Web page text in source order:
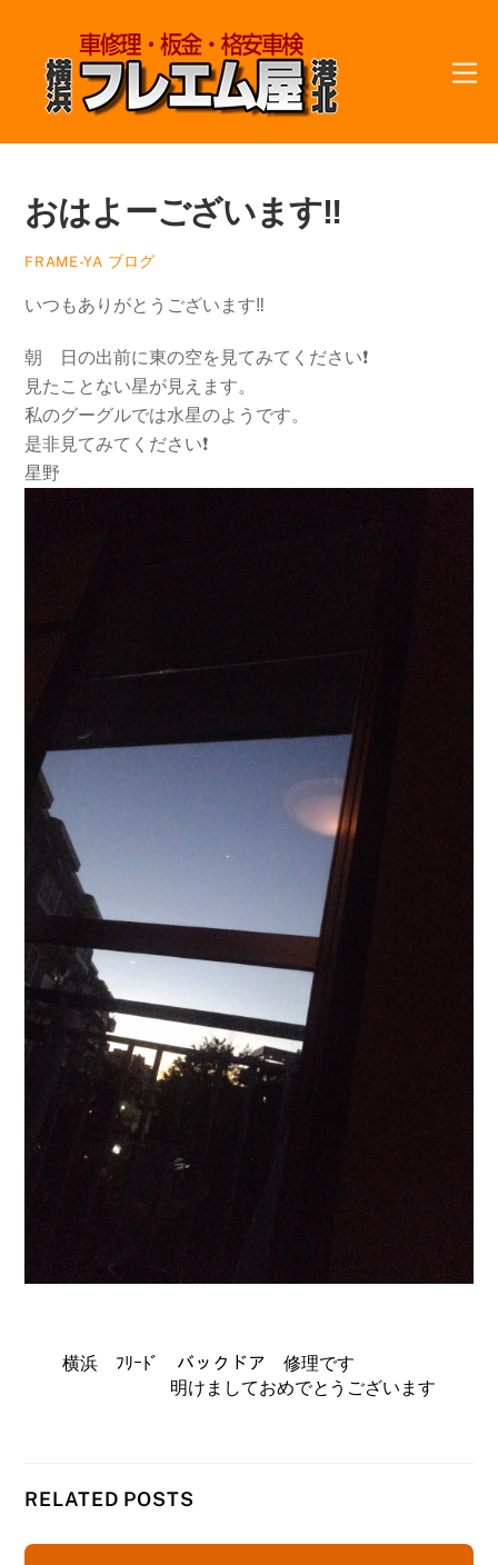
content
おはよーございます‼️
FRAME-YA ブログ
いつもありがとうございます‼️
朝 日の出前に東の空を見てみてください❗
見たことない星が見えます。
私のグーグルでは水星のようです。
是非見てみてください❗
星野
横浜 ﾌﾘｰﾄﾞ バックドア 修理です
明けましておめでとうございます
RELATED POSTS